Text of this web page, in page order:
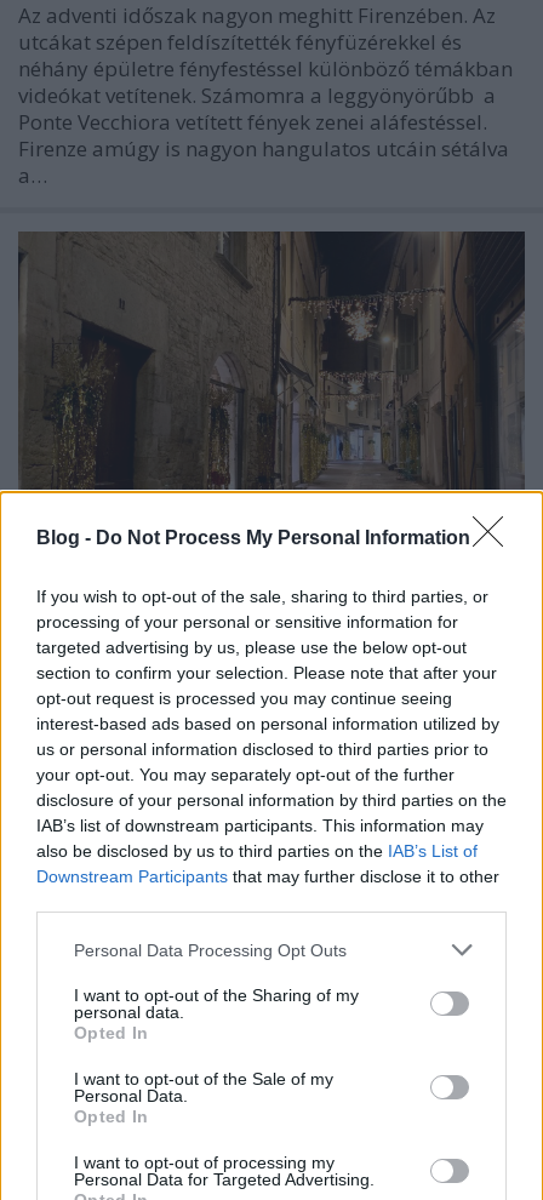
Blog - Do Not Process My Personal Information
If you wish to opt-out of the sale, sharing to third parties, or
processing of your personal or sensitive information for
targeted advertising by us, please use the below opt-out
section to confirm your selection. Please note that after your
opt-out request is processed you may continue seeing
interest-based ads based on personal information utilized by
us or personal information disclosed to third parties prior to
your opt-out. You may separately opt-out of the further
disclosure of your personal information by third parties on the
IAB’s list of downstream participants. This information may
also be disclosed by us to third parties on the IAB’s List of
Downstream Participants that may further disclose it to other
Please note that this website/app uses one or more Google
not limited to your visit or usage behaviour. You may click to
grant or deny consent to Google and its third-party tags to
use your data for below specified purposes in below Google
consent section.
Personal Data Processing Opt Outs
I want to opt-out of the Sharing of my
personal data.
Opted In
I want to opt-out of the Sale of my
Personal Data.
Opted In
I want to opt-out of processing my
Personal Data for Targeted Advertising.
Az adventi időszak nagyon meghitt Firenzében. Az
utcákat szépen feldíszítették fényfüzérekkel és
néhány épületre fényfestéssel különböző témákban
videókat vetítenek. Számomra a leggyönyörűbb a
Ponte Vecchiora vetített fények zenei aláfestéssel.
Firenze amúgy is nagyon hangulatos utcáin sétálva
a…
Mediterrán karácsonyi hangulat
Almási Fanni
VilágEgyetemista•2021. december 10.
Még sosem töltöttem olyan helyen a karácsonyi
időszakot, ahol a közeledő ünnep jeleit csak az utcai
díszekből vettem észre. Dél-Franciaország persze
közel sem a legmelegebb része Európának, de az
időjárás és az állandó napsütés mégis úgy hozta,
hogy néhány napja még sokkal inkább az